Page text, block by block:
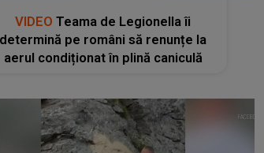
VIDEO Teama de Legionella îi
determină pe români să renunțe la
aerul condiționat în plină caniculă